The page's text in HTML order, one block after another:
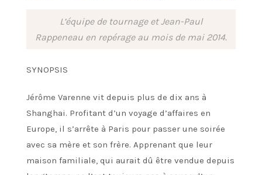
L’équipe de tournage et Jean-Paul
Rappeneau en repérage au mois de mai 2014.
SYNOPSIS
Jérôme Varenne vit depuis plus de dix ans à
Shanghai. Profitant d’un voyage d’affaires en
Europe, il s’arrête à Paris pour passer une soirée
avec sa mère et son frère. Apprenant que leur
maison familiale, qui aurait dû être vendue depuis